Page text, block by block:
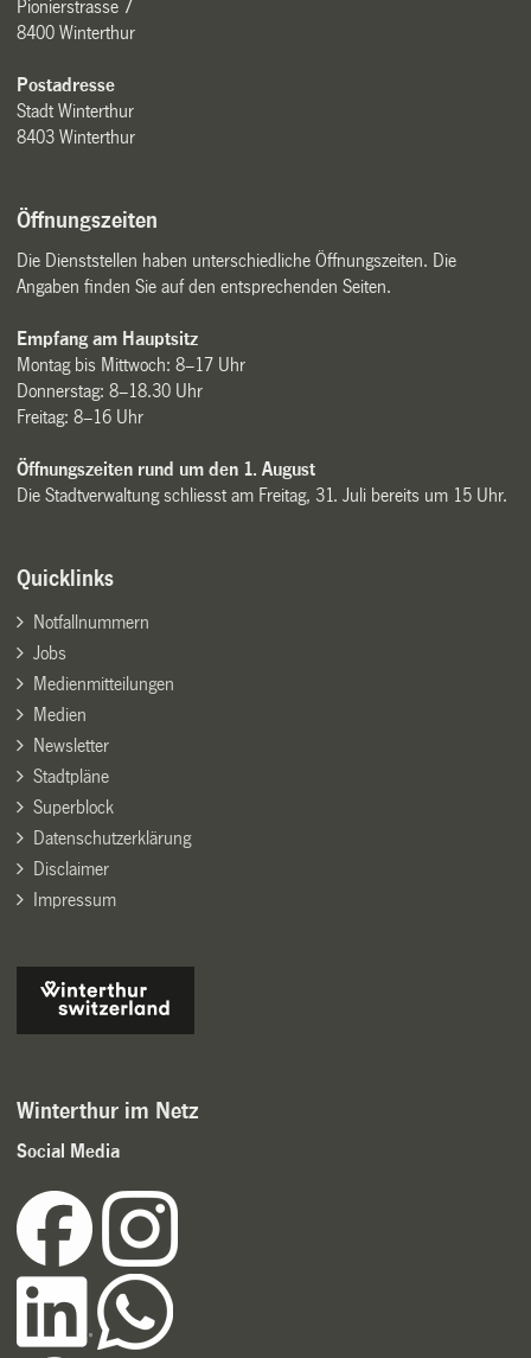
Pionierstrasse 7
8400 Winterthur
Postadresse
Stadt Winterthur
8403 Winterthur
Öffnungszeiten
Die Dienststellen haben unterschiedliche Öffnungszeiten. Die
Angaben finden Sie auf den entsprechenden Seiten.
Empfang am Hauptsitz
Montag bis Mittwoch: 8–17 Uhr
Donnerstag: 8–18.30 Uhr
Freitag: 8–16 Uhr
Öffnungszeiten rund um den 1. August
Die Stadtverwaltung schliesst am Freitag, 31. Juli bereits um 15 Uhr.
Quicklinks
Notfallnummern
Jobs
Medienmitteilungen
Medien
Newsletter
Stadtpläne
Superblock
Datenschutzerklärung
Disclaimer
Impressum
Winterthur im Netz
Social Media